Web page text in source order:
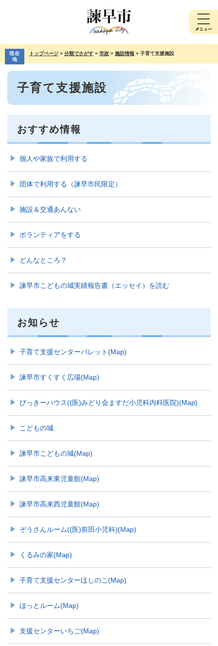
先
で
す。
を
ば
現在
地
トップページ > 分類でさがす > 市政 > 施設情報 > 子育て支援施設
本
子育て支援施設
おすすめ情報
個人や家族で利用する
団体で利用する（諫早市民限定）
施設＆交通あんない
ボランティアをする
どんなところ？
諫早市こどもの城実績報告書（エッセイ）を読む
お知らせ
子育て支援センターパレット(Map)
諫早市すくすく広場(Map)
びっきーハウス((医)みどり会ますだ小児科内科医院)(Map)
こどもの城
諫早市こどもの城(Map)
諫早市高来東児童館(Map)
諫早市高来西児童館(Map)
ぞうさんルーム((医)前田小児科)(Map)
くるみの家(Map)
子育て支援センターほしのこ(Map)
ほっとルーム(Map)
支援センターいちご(Map)